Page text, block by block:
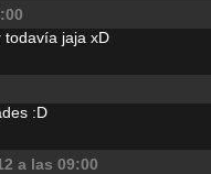
todavía jaja xD
:D
a las 09:00